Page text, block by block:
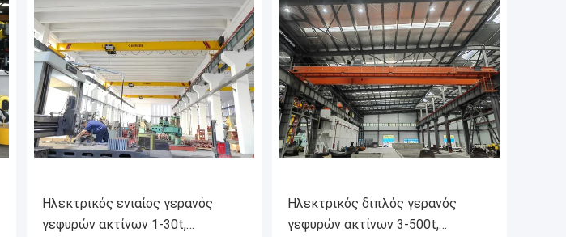
Ηλεκτρικός ενιαίος γερανός
γεφυρών ακτίνων 1-30t,
Ηλεκτρικός διπλός γερανός
γεφυρών ακτίνων 3-500t,